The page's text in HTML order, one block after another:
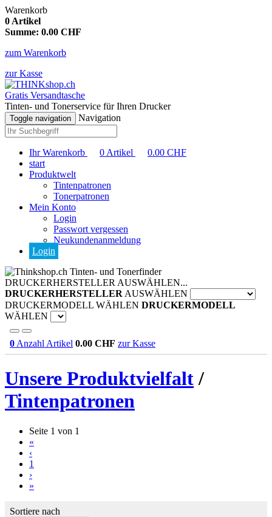
Warenkorb
0 Artikel
Summe: 0.00 CHF
zum Warenkorb
zur Kasse
Gratis Versandtasche
Tinten- und Tonerservice für Ihren Drucker
Toggle navigation Navigation
Ihr Warenkorb 0 Artikel 0.00 CHF
start
Produktwelt
Tintenpatronen
Tonerpatronen
Mein Konto
Login
Passwort vergessen
Neukundenanmeldung
Login
Tinten- und Tonerfinder
DRUCKERHERSTELLER AUSWÄHLEN...
DRUCKERHERSTELLER AUSWÄHLEN
DRUCKERMODELL WÄHLEN DRUCKERMODELL
WÄHLEN
0 Anzahl Artikel 0.00 CHF zur Kasse
Unsere Produktvielfalt/
Tintenpatronen
Seite 1 von 1
«
‹
1
›
»
Sortiere nach